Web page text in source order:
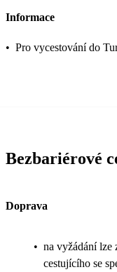
Informace
• Pro vycestování do
Bezbariérové
Doprava
• na vyžádání lze
cestujícího se